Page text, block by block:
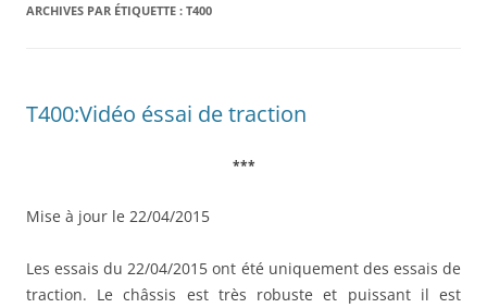
ARCHIVES PAR ÉTIQUETTE : T400
T400:Vidéo éssai de traction
***
Mise à jour le 22/04/2015
Les essais du 22/04/2015 ont été uniquement des essais de
traction. Le châssis est très robuste et puissant il est